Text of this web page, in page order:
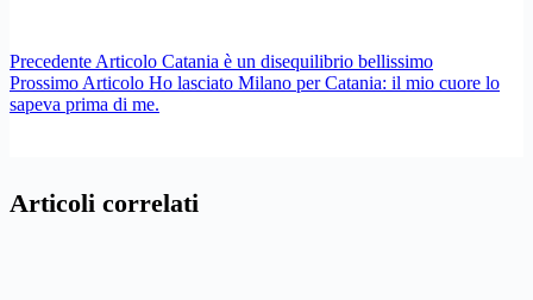
Precedente Articolo Catania è un disequilibrio bellissimo
Prossimo Articolo Ho lasciato Milano per Catania: il mio cuore lo
sapeva prima di me.
Articoli correlati